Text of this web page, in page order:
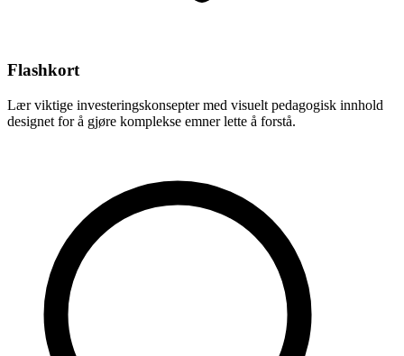
Flashkort
Lær viktige investeringskonsepter med visuelt pedagogisk innhold
designet for å gjøre komplekse emner lette å forstå.